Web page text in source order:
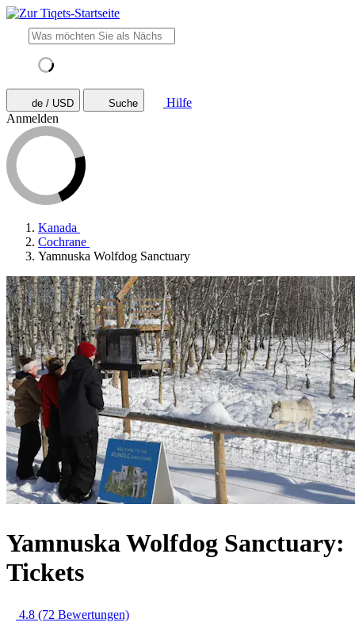
de / USD Suche
Hilfe
Anmelden
Kanada
Cochrane
Yamnuska Wolfdog Sanctuary
Yamnuska Wolfdog Sanctuary:
Tickets
4.8 (72 Bewertungen)